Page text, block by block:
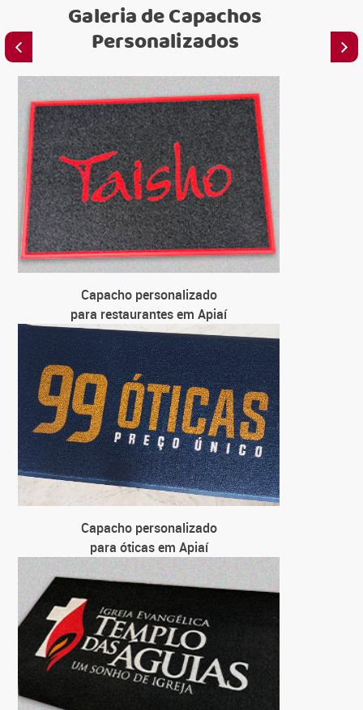
Galeria deCapachos
Personalizados
Capacho personalizado
para restaurantes em Apiaí
Capacho personalizado
para óticas em Apiaí